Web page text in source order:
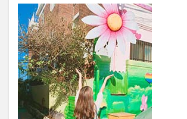
昭和ボストン
昭和ボストン・University
昭和女子大学
昭和女子大学国際学部
昭和女子大学国際学部国際学科
東海大学
比較社会論
淑明女子大学
淑明女子大学校留学
特別講座
特別講義
現地レポート 産学交流会
留学プログラム
留学レポート